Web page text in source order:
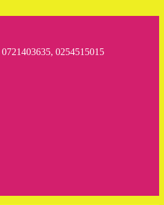
0254515015